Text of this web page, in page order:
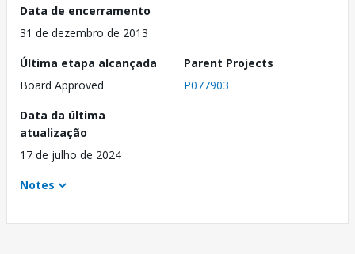
Data de encerramento
31 de dezembro de 2013
Última etapa alcançada
Board Approved
Parent Projects
P077903
Data da última
atualização
17 de julho de 2024
Notes